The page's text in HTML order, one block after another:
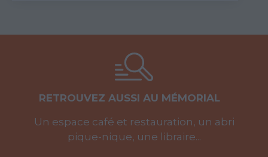
RETROUVEZ AUSSI AU MÉMORIAL
Un espace café et restauration, un abri
pique-nique, une libraire...